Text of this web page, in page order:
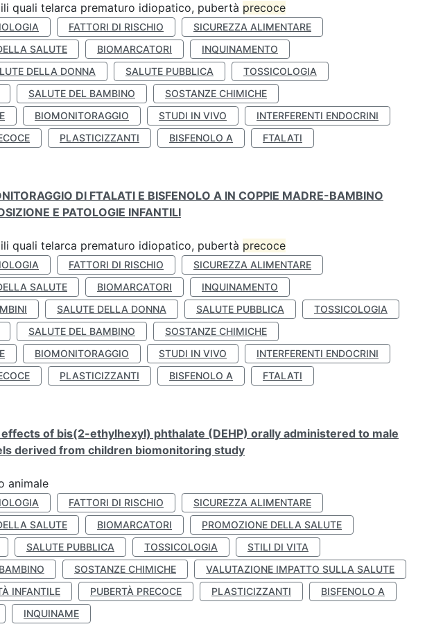
quali telarca prematuro idiopatico, pubertà precoce
FATTORI DI RISCHIO
SICUREZZA ALIMENTARE
SALUTE BIOMARCATORI
INQUINAMENTO
DELLA DONNA SALUTE PUBBLICA
TOSSICOLOGIA
SALUTE DEL BAMBINO
SOSTANZE CHIMICHE
BIOMONITORAGGIO STUDI IN VIVO
INTERFERENTI ENDOCRINI
PLASTICIZZANTI BISFENOLO A
FTALATI
DI FTALATI E BISFENOLO A IN COPPIE MADRE-BAMBINO
E PATOLOGIE INFANTILI
quali telarca prematuro idiopatico, pubertà precoce
FATTORI DI RISCHIO
SICUREZZA ALIMENTARE
SALUTE BIOMARCATORI
INQUINAMENTO
SALUTE DELLA DONNA SALUTE PUBBLICA
TOSSICOLOGIA
SALUTE DEL BAMBINO
SOSTANZE CHIMICHE
BIOMONITORAGGIO STUDI IN VIVO
INTERFERENTI ENDOCRINI
PLASTICIZZANTI BISFENOLO A
FTALATI
of bis(2-ethylhexyl) phthalate (DEHP) orally administered to male
derived from children biomonitoring study
animale
FATTORI DI RISCHIO
SICUREZZA ALIMENTARE
SALUTE BIOMARCATORI
PROMOZIONE DELLA SALUTE
SALUTE PUBBLICA TOSSICOLOGIA
STILI DI VITA
SOSTANZE CHIMICHE
VALUTAZIONE IMPATTO SULLA SALUTE
INFANTILE PUBERTÀ PRECOCE PLASTICIZZANTI
BISFENOLO A
INQUINAME